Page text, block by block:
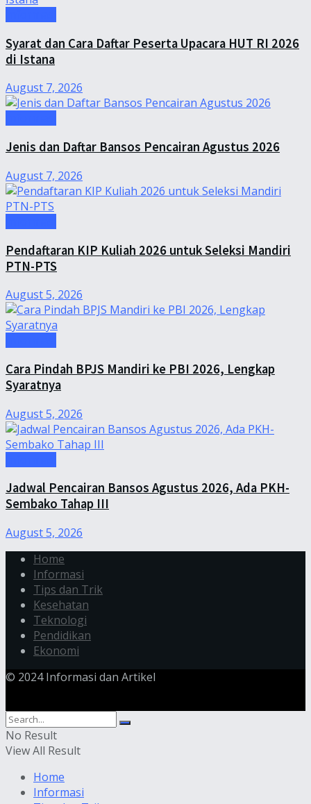
Syarat dan Cara Daftar Peserta Upacara HUT RI 2026
di Istana
August 7, 2026
Jenis dan Daftar Bansos Pencairan Agustus 2026
August 7, 2026
Pendaftaran KIP Kuliah 2026 untuk Seleksi Mandiri
PTN-PTS
August 5, 2026
Cara Pindah BPJS Mandiri ke PBI 2026, Lengkap
Syaratnya
August 5, 2026
Jadwal Pencairan Bansos Agustus 2026, Ada PKH-
Sembako Tahap III
August 5, 2026
Home
Informasi
Tips dan Trik
Kesehatan
Teknologi
Pendidikan
Ekonomi
© 2024 Informasi dan Artikel
No Result
View All Result
Home
Informasi